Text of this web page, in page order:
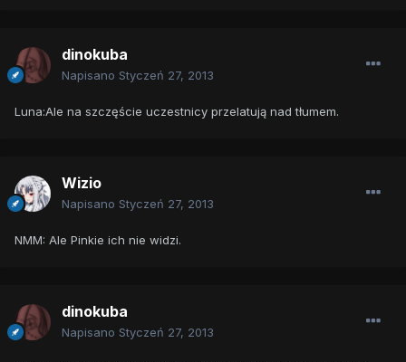
dinokuba
Napisano Styczeń 27, 2013
Luna:Ale na szczęście uczestnicy przelatują nad tłumem.
Wizio
Napisano Styczeń 27, 2013
NMM: Ale Pinkie ich nie widzi.
dinokuba
Napisano Styczeń 27, 2013